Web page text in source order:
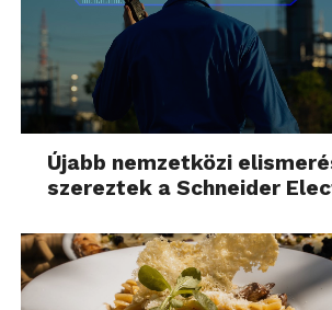
Újabb nemzetközi
szereztek a Schneider